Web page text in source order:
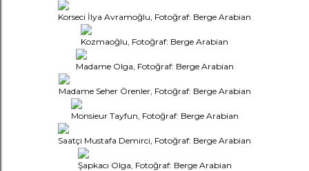
Korseci İlya Avramoğlu, Fotoğraf: Berge Arabian
Kozmaoğlu, Fotoğraf: Berge Arabian
Madame Olga, Fotoğraf: Berge Arabian
Madame Seher Örenler, Fotoğraf: Berge Arabian
Monsieur Tayfun, Fotoğraf: Berge Arabian
Saatçi Mustafa Demirci, Fotoğraf: Berge Arabian
Şapkacı Olga, Fotoğraf: Berge Arabian